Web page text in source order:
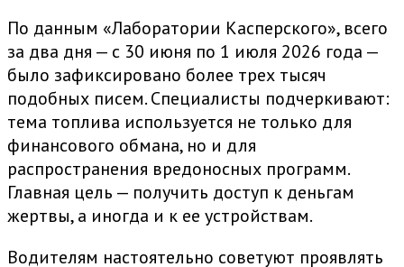
По данным «Лаборатории Касперского», всего
за два дня — с 30 июня по 1 июля 2026 года —
было зафиксировано более трех тысяч
подобных писем. Специалисты подчеркивают:
тема топлива используется не только для
финансового обмана, но и для
распространения вредоносных программ.
Главная цель — получить доступ к деньгам
жертвы, а иногда и к ее устройствам.
Водителям настоятельно советуют проявлять